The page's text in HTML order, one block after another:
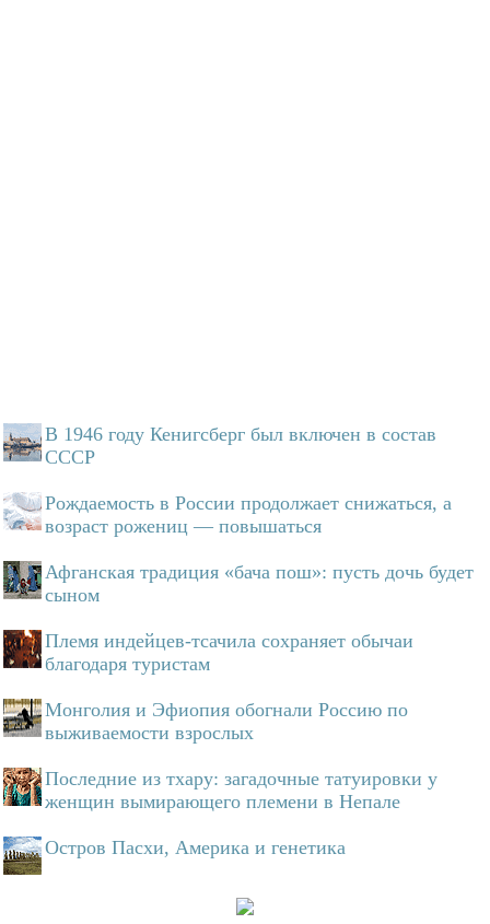
В 1946 году Кенигсберг был включен в состав
СССР
Рождаемость в России продолжает снижаться, а
возраст рожениц — повышаться
Афганская традиция «бача пош»: пусть дочь будет
сыном
Племя индейцев-тсачила сохраняет обычаи
благодаря туристам
Монголия и Эфиопия обогнали Россию по
выживаемости взрослых
Последние из тхару: загадочные татуировки у
женщин вымирающего племени в Непале
Остров Пасхи, Америка и генетика